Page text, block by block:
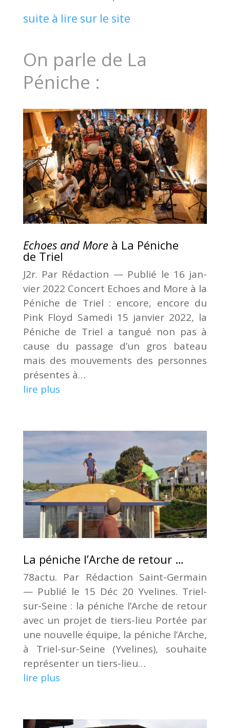
suite à lire sur le site
On parle de La
Péniche :
Echoes and Moreà La Péniche
de Triel
J2r. Par Rédac­tion — Publié le 16 jan­
vier 2022 Concert Echoes and More à la
Péniche de Triel : encore, encore du
Pink Floyd Same­di 15 jan­vier 2022, la
Péniche de Triel a tan­gué non pas à
cause du pas­sage d’un gros bateau
mais des mou­ve­ments des per­sonnes
pré­sentes à…
lire plus
La péniche l’Arche de retour …
78actu. Par Rédac­tion Saint-Ger­main
— Publié le 15 Déc 20 Yve­lines. Triel-
sur-Seine : la péniche l’Arche de retour
avec un pro­jet de tiers-lieu Por­tée par
une nou­velle équipe, la péniche l’Arche,
à Triel-sur-Seine (Yve­lines), sou­haite
repré­sen­ter un tiers-lieu…
lire plus